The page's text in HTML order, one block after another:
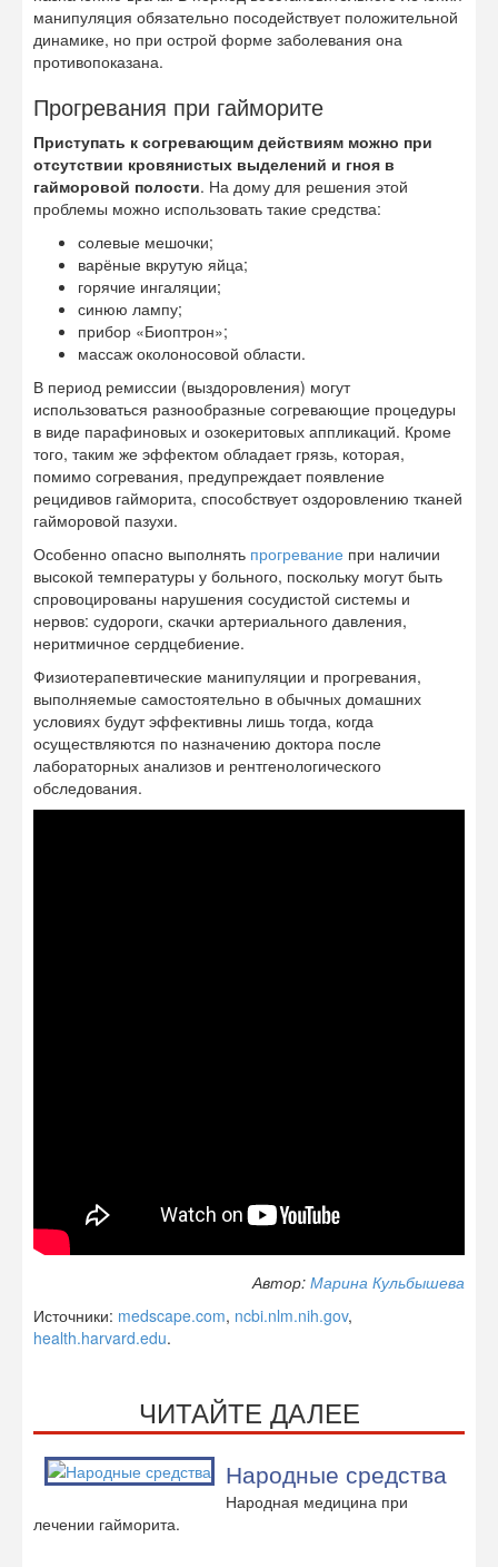
манипуляция обязательно посодействует положительной
динамике, но при острой форме заболевания она
противопоказана.
Прогревания при гайморите
Приступать к согревающим действиям можно при
отсутствии кровянистых выделений и гноя в
гайморовой полости. На дому для решения этой
проблемы можно использовать такие средства:
солевые мешочки;
варёные вкрутую яйца;
горячие ингаляции;
синюю лампу;
прибор «Биоптрон»;
массаж околоносовой области.
В период ремиссии (выздоровления) могут
использоваться разнообразные согревающие процедуры
в виде парафиновых и озокеритовых аппликаций. Кроме
того, таким же эффектом обладает грязь, которая,
помимо согревания, предупреждает появление
рецидивов гайморита, способствует оздоровлению тканей
гайморовой пазухи.
Особенно опасно выполнять прогревание при наличии
высокой температуры у больного, поскольку могут быть
спровоцированы нарушения сосудистой системы и
нервов: судороги, скачки артериального давления,
неритмичное сердцебиение.
Физиотерапевтические манипуляции и прогревания,
выполняемые самостоятельно в обычных домашних
условиях будут эффективны лишь тогда, когда
осуществляются по назначению доктора после
лабораторных анализов и рентгенологического
обследования.
Автор: Марина Кульбышева
Источники: medscape.com, ncbi.nlm.nih.gov,
health.harvard.edu.
ЧИТАЙТЕ ДАЛЕЕ
Народные средства
Народная медицина при
лечении гайморита.